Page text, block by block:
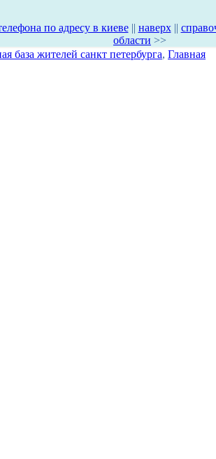
по адресу в киеве|| наверх||
области >>
база жителей санкт петербурга, Главная